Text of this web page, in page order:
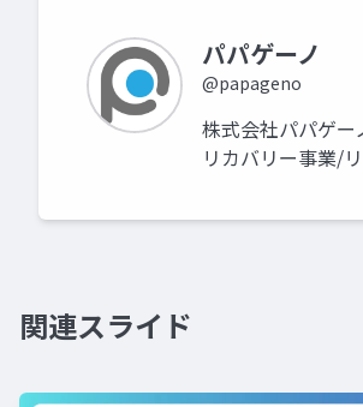
パパゲーノ
@papageno
株式会社パパゲ
リカバリー事業/
関連スライド